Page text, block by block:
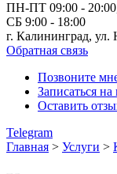
ПН-ПТ 09:00 -
СБ 9:00 - 18:00
г. Калининград, ул.
Обратная связь
Позвоните
Записаться
Оставить
Telegram
Главная > Услуги >